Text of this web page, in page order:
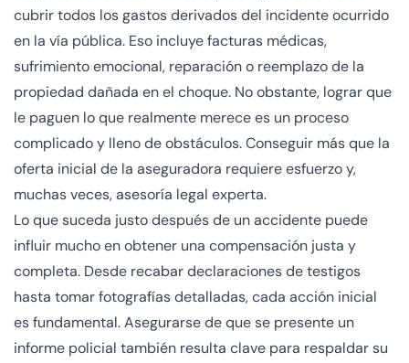
cubrir todos los gastos derivados del incidente ocurrido
en la vía pública. Eso incluye facturas médicas,
sufrimiento emocional, reparación o reemplazo de la
propiedad dañada en el choque. No obstante, lograr que
le paguen lo que realmente merece es un proceso
complicado y lleno de obstáculos. Conseguir más que la
oferta inicial de la aseguradora requiere esfuerzo y,
muchas veces, asesoría legal experta.
Lo que suceda justo después de un accidente puede
influir mucho en obtener una compensación justa y
completa. Desde recabar declaraciones de testigos
hasta tomar fotografías detalladas, cada acción inicial
es fundamental. Asegurarse de que se presente un
informe policial también resulta clave para respaldar su